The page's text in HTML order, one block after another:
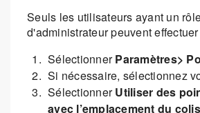
Seuls les utilisateurs ayant un
d'administrateur peuvent
SélectionnerParamètres>
Si nécessaire, sélectionnez
SélectionnerUtiliser des
avec l’emplacement du colis